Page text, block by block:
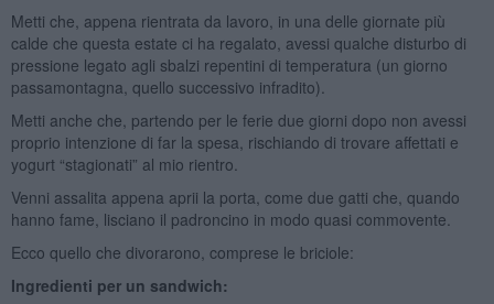
Metti che, appena rientrata da lavoro, in una delle giornate più
calde che questa estate ci ha regalato, avessi qualche disturbo di
pressione legato agli sbalzi repentini di temperatura (un giorno
passamontagna, quello successivo infradito).
Metti anche che, partendo per le ferie due giorni dopo non avessi
proprio intenzione di far la spesa, rischiando di trovare affettati e
yogurt “stagionati” al mio rientro.
Venni assalita appena aprii la porta, come due gatti che, quando
hanno fame, lisciano il padroncino in modo quasi commovente.
Ecco quello che divorarono, comprese le briciole:
Ingredienti per un sandwich: